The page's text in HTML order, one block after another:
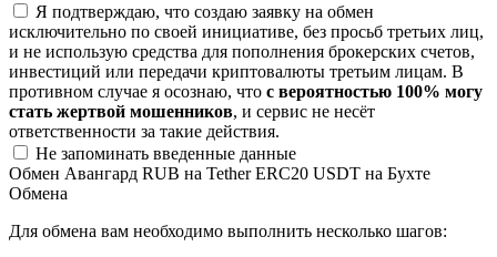
Я подтверждаю, что создаю заявку на обмен
исключительно по своей инициативе, без просьб третьих лиц,
и не использую средства для пополнения брокерских счетов,
инвестиций или передачи криптовалюты третьим лицам. В
противном случае я осознаю, что с вероятностью 100% могу
стать жертвой мошенников, и сервис не несёт
ответственности за такие действия.
Не запоминать введенные данные
Обмен Авангард RUB на Tether ERC20 USDT на Бухте
Обмена
Для обмена вам необходимо выполнить несколько шагов: